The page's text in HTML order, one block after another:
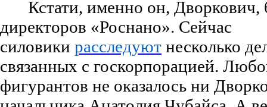
Кстати, именно он, Дворкович,
директоров «Роснано». Сейчас
силовики расследуют несколько
связанных с госкорпорацией.
фигурантов не оказалось ни